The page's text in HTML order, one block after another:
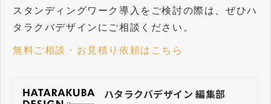
スタンディングワーク導入をご検討の際は、ぜひハ
タラクバデザインにご相談ください。
無料ご相談・お見積り依頼はこちら
ハタラクバデザイン 編集部